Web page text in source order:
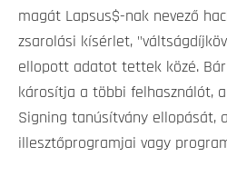
magát Lapsus$-nak nevező
zsarolási kísérlet,
ellopott adatot tettek közé.
károsítja a többi felhasználót,
Signing tanúsítvány ellopását,
illesztőprogramjai vagy